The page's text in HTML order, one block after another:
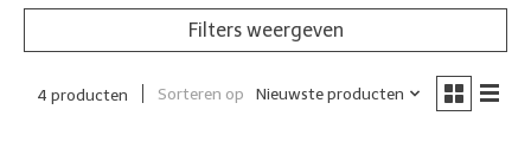
Filters weergeven
4 producten Sorteren op Nieuwste producten